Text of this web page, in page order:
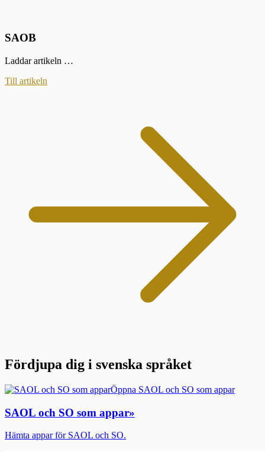
SAOB
Laddar artikeln …
Till artikeln
Fördjupa dig i svenska språket
Öppna SAOL och SO som appar
SAOL och SO som appar»
Hämta appar för SAOL och SO.